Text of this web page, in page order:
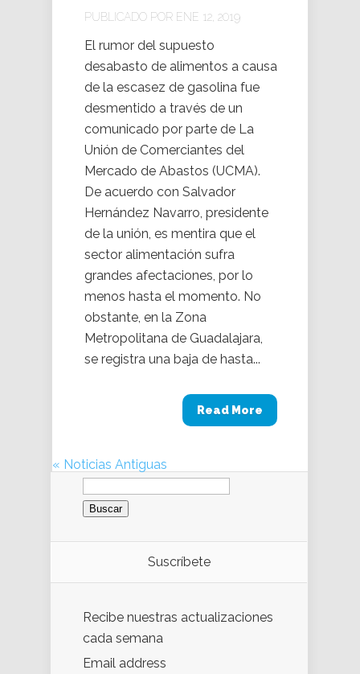
PUBLICADO POR ENE 12, 2019
El rumor del supuesto
desabasto de alimentos a causa
de la escasez de gasolina fue
desmentido a través de un
comunicado por parte de La
Unión de Comerciantes del
Mercado de Abastos (UCMA).
De acuerdo con Salvador
Hernández Navarro, presidente
de la unión, es mentira que el
sector alimentación sufra
grandes afectaciones, por lo
menos hasta el momento. No
obstante, en la Zona
Metropolitana de Guadalajara,
se registra una baja de hasta...
Read More
« Noticias Antiguas
Buscar:
Suscríbete
Recibe nuestras actualizaciones
cada semana
Email address